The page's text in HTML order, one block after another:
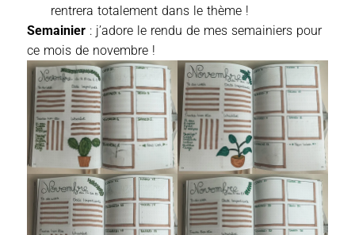
rentrera totalement dans le thème !
Semainier : j’adore le rendu de mes semainiers pour
ce mois de novembre !